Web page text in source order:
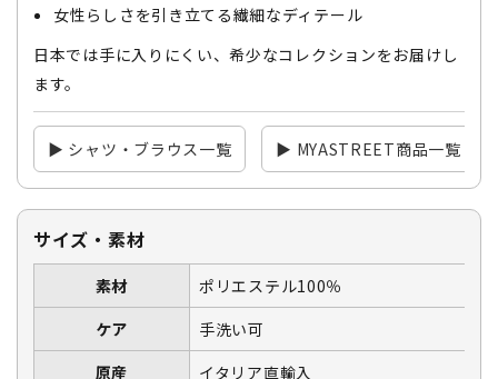
女性らしさを引き立てる繊細なディテール
日本では手に入りにくい、希少なコレクションをお届けし
ます。
▶ シャツ・ブラウス一覧 ▶ MYASTREET商品一覧
サイズ・素材
素材
ポリエステル100％
ケア
手洗い可
原産
イタリア直輸入